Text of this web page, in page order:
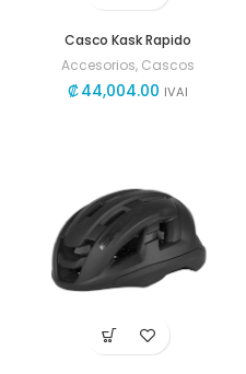
Casco Kask Rapido
Accesorios, Cascos
₡44,004.00 IVAI